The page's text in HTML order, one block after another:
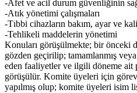
-Afet ve acil durum güvenliğinin
-Atık yönetimi çalışmaları
-Tıbbi cihazların bakım, ayar ve
-Tehlikeli maddelerin yönetimi
Konuları görüşülmekte; bir önceki
gözden geçirilip; tamamlanmış
eden faaliyetler ve ilgili döneme ait
görüşülür. Komite üyeleri için
yapılmış olup; komite üyeleri isim